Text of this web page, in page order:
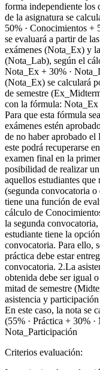
forma independiente los
de la asignatura se
50% · Conocimientos +
se evaluará a partir de
exámenes (Nota_Ex) y
(Nota_Lab), según el
Nota_Ex + 30% ·
(Nota_Ex) se calculará
de semestre
con la fórmula:
Para que esta fórmula
exámenes estén
de no haber aprobado
este podrá recuperarse
examen final en la
posibilidad de realizar
aquellos estudiantes
(segunda convocatoria
tiene una función de
cálculo de
la segunda
estudiante tiene la
convocatoria. Para ello,
práctica debe estar
convocatoria. 2.La
obtenida debe ser igual
mitad de semestre
asistencia y
En este caso, la nota se
(55% · Práctica + 30%
Nota_Participación
Criterios evaluación: